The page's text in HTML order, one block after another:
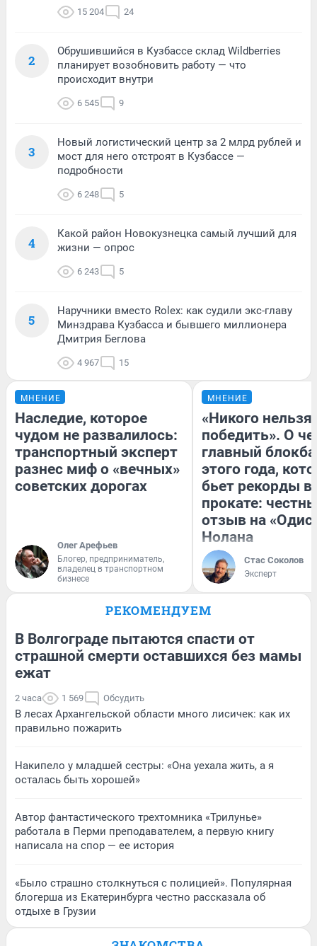
15 204 24
2
Обрушившийся в Кузбассе склад Wildberries
планирует возобновить работу — что
происходит внутри
6 545 9
3
Новый логистический центр за 2 млрд рублей и
мост для него отстроят в Кузбассе —
подробности
6 248 5
4
Какой район Новокузнецка самый лучший для
жизни — опрос
6 243 5
5
Наручники вместо Rolex: как судили экс-главу
Минздрава Кузбасса и бывшего миллионера
Дмитрия Беглова
4 967 15
МНЕНИЕ
Наследие, которое
чудом не развалилось:
транспортный эксперт
разнес миф о «вечных»
советских дорогах
Олег Арефьев
Блогер, предприниматель,
владелец в транспортном
бизнесе
МНЕНИЕ
«Никого нельзя
победить». О
главный
этого года,
бьет рекорды в
прокате:
отзыв на
Нолана
Стас Соколов
Эксперт
РЕКОМЕНДУЕМ
В Волгограде пытаются спасти от
страшной смерти оставшихся без мамы
ежат
2 часа 1 569 Обсудить
В лесах Архангельской области много лисичек: как их
правильно пожарить
Накипело у младшей сестры: «Она уехала жить, а я
осталась быть хорошей»
Автор фантастического трехтомника «Трилунье»
работала в Перми преподавателем, а первую книгу
написала на спор — ее история
«Было страшно столкнуться с полицией». Популярная
блогерша из Екатеринбурга честно рассказала об
отдыхе в Грузии